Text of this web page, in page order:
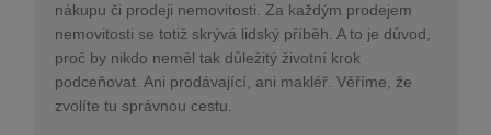
nákupu či prodeji nemovitosti. Za každým prodejem
nemovitosti se totiž skrývá lidský příběh. A to je důvod,
proč by nikdo neměl tak důležitý životní krok
podceňovat. Ani prodávající, ani makléř. Věříme, že
zvolíte tu správnou cestu.